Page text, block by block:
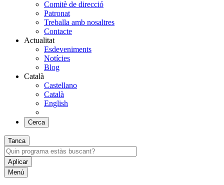
Comitè de direcció
Patronat
Treballa amb nosaltres
Contacte
Actualitat
Esdeveniments
Notícies
Blog
Català
Castellano
Català
English
Cerca
Tanca
Menú